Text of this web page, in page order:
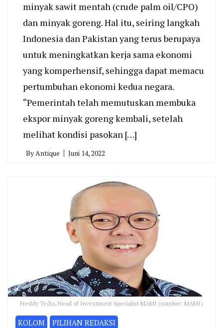
minyak sawit mentah (crude palm oil/CPO)
dan minyak goreng. Hal itu, seiring langkah
Indonesia dan Pakistan yang terus berupaya
untuk meningkatkan kerja sama ekonomi
yang komperhensif, sehingga dapat memacu
pertumbuhan ekonomi kedua negara.
“Pemerintah telah memutuskan membuka
ekspor minyak goreng kembali, setelah
melihat kondisi pasokan […]
ByAntique Juni 14, 2022
Freddy Tedja, Head of Investment Specialist MAMI (sumber: MAMI)
KOLOM PILIHAN REDAKSI